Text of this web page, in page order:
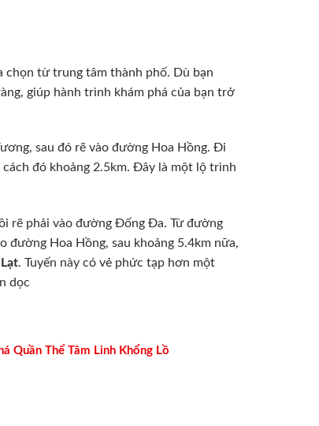
chọn từ trung tâm thành phố. Dù bạn
giúp hành trình khám phá của bạn trở
sau đó rẽ vào đường Hoa Hồng. Đi
đó khoảng 2.5km. Đây là một lộ trình
rẽ phải vào đường Đống Đa. Từ đường
Hoa Hồng, sau khoảng 5.4km nữa,
. Tuyến này có vẻ phức tạp hơn một
dọc
Quần Thể Tâm Linh Khổng Lồ